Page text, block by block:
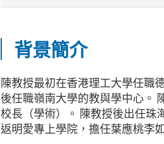
背景簡介
陳教授最初在香港理工大學任職
後任職嶺南大學的教與學中心。
校長（學術）。 陳教授後出任珠
返明愛專上學院，擔任葉應桃李